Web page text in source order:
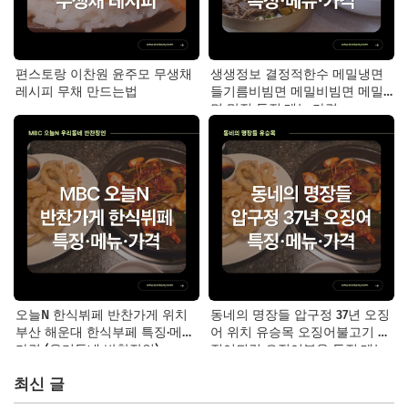
편스토랑 이찬원 윤주모 무생채
레시피 무채 만드는법
생생정보 결정적한수 메밀냉면
들기름비빔면 메밀비빔면 메밀
면 맛집 특징·메뉴·가격
오늘N 한식뷔페 반찬가게 위치
부산 해운대 한식부페 특징·메뉴·
가격 (우리동네 반찬장인)
동네의 명장들 압구정 37년 오징
어 위치 유승목 오징어불고기 오
징어튀김 오징어볶음 특징·메뉴·
최신 글